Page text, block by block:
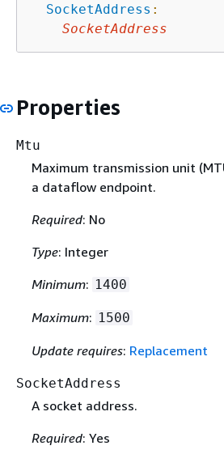
SocketAddress :
SocketAddress
Properties
Mtu
Maximum transmission unit
a dataflow endpoint.
Required: No
Type: Integer
Minimum: 1400
Maximum: 1500
Update requires: Replacement
SocketAddress
A socket address.
Required: Yes